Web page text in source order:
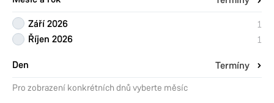
Září 2026
1
Říjen 2026 1
Den Termíny
Pro zobrazení konkrétních dnů vyberte měsíc